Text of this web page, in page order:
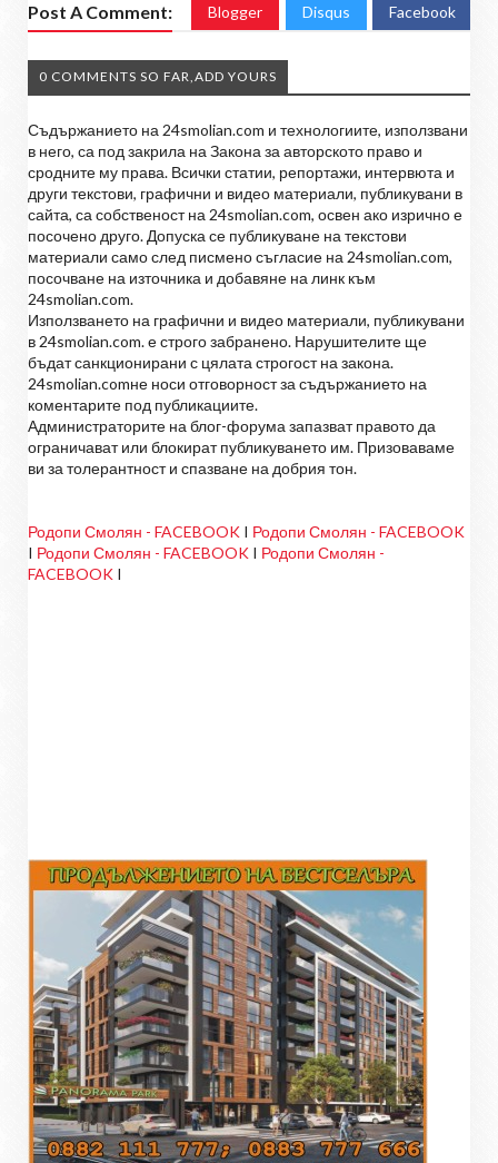
Post A Comment: Blogger Disqus Facebook
0 COMMENTS SO FAR,ADD YOURS
Съдържанието на 24smolian.com и технологиите, използвани
в него, са под закрила на Закона за авторското право и
сродните му права. Всички статии, репортажи, интервюта и
други текстови, графични и видео материали, публикувани в
сайта, са собственост на 24smolian.com, освен ако изрично е
посочено друго. Допуска се публикуване на текстови
материали само след писмено съгласие на 24smolian.com,
посочване на източника и добавяне на линк към
24smolian.com.
Използването на графични и видео материали, публикувани
в 24smolian.com. е строго забранено. Нарушителите ще
бъдат санкционирани с цялата строгост на закона.
24smolian.comне носи отговорност за съдържанието на
коментарите под публикациите.
Администраторите на блог-форума запазват правото да
ограничават или блокират публикуването им. Призоваваме
ви за толерантност и спазване на добрия тон.
Родопи Смолян - FACEBOOK I Родопи Смолян - FACEBOOK
I Родопи Смолян - FACEBOOK I Родопи Смолян -
FACEBOOK I